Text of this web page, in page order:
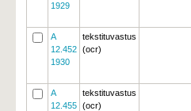
1929
A
12.452
1930
tekstituvastus
(ocr)
A
12.455
tekstituvastus
(ocr)